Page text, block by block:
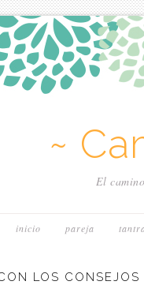
~
El
inicio pareja
LOS